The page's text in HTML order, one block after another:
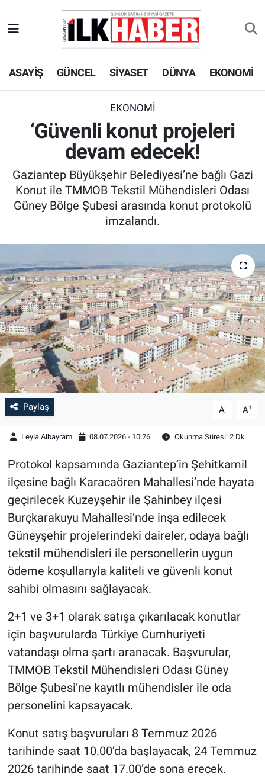
ASAYİŞ GÜNCEL SİYASET DÜNYA EKONOMİ
EKONOMİ
‘Güvenli konut projeleri
devam edecek!
Gaziantep Büyükşehir Belediyesi’ne bağlı Gazi
Konut ile TMMOB Tekstil Mühendisleri Odası
Güney Bölge Şubesi arasında konut protokolü
imzalandı.
Paylaş A- A+
Leyla Albayram 08.07.2026 - 10:26 Okunma Süresi: 2 Dk
Protokol kapsamında Gaziantep’in Şehitkamil
ilçesine bağlı Karacaören Mahallesi’nde hayata
geçirilecek Kuzeyşehir ile Şahinbey ilçesi
Burçkarakuyu Mahallesi’nde inşa edilecek
Güneyşehir projelerindeki daireler, odaya bağlı
tekstil mühendisleri ile personellerin uygun
ödeme koşullarıyla kaliteli ve güvenli konut
sahibi olmasını sağlayacak.
2+1 ve 3+1 olarak satışa çıkarılacak konutlar
için başvurularda Türkiye Cumhuriyeti
vatandaşı olma şartı aranacak. Başvurular,
TMMOB Tekstil Mühendisleri Odası Güney
Bölge Şubesi’ne kayıtlı mühendisler ile oda
personelini kapsayacak.
Konut satış başvuruları 8 Temmuz 2026
tarihinde saat 10.00’da başlayacak, 24 Temmuz
2026 tarihinde saat 17.00’de sona erecek.
EKONOMİ
SİYASET
SPOR
ASAYİŞ
Beyoğlu Hava Durumu
Beyoğlu Trafik Yoğunluk Haritası
Süper Lig Puan Durumu ve Fikstür
Tüm Manşetler
Haber Arşivi